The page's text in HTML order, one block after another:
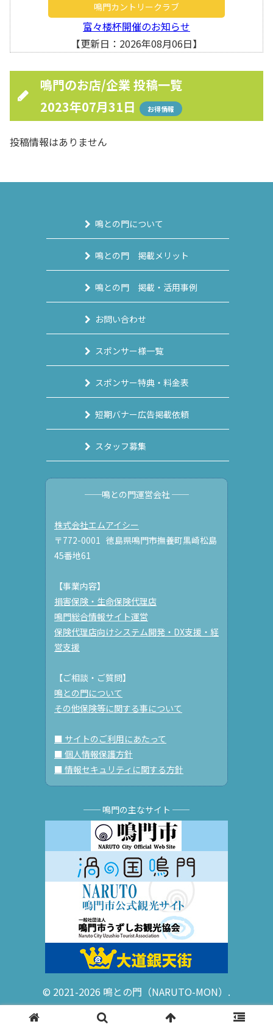
鳴門カントリークラブ
富々楼杯開催のお知らせ
【更新日：2026年08月06日】
鳴門のお店/企業 投稿一覧
2023年07月31日
お得情報
投稿情報はありません
鳴との門について
鳴との門 掲載メリット
鳴との門 掲載・活用事例
お問い合わせ
スポンサー様一覧
スポンサー特典・料金表
短期バナー広告掲載依頼
スタッフ募集
──鳴との門運営会社 ──
株式会社エムアイシー
〒772-0001 徳島県鳴門市撫養町黒崎松島
45番地61
【事業内容】
損害保険・生命保険代理店
鳴門総合情報サイト運営
保険代理店向けシステム開発・DX支援・経
営支援
【ご相談・ご質問】
鳴との門について
その他保険等に関する事について
■ サイトのご利用にあたって
■ 個人情報保護方針
■ 情報セキュリティに関する方針
── 鳴門の主なサイト ──
© 2021-2026 鳴との門（NARUTO-MON）.